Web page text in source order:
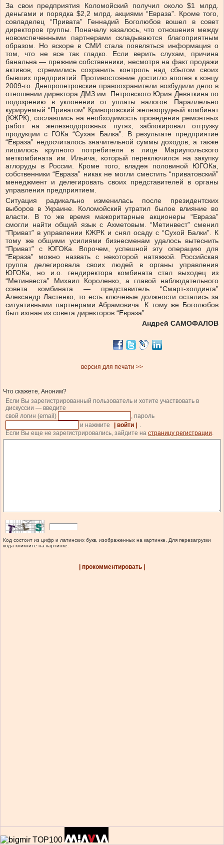
За свои предприятия Коломойский получил около $1 млрд.
деньгами и порядка $2,2 млрд. акциями “Евраза”. Кроме того,
совладелец “Привата” Геннадий Боголюбов вошел в совет
директоров группы. Поначалу казалось, что отношения между
новоиспеченными партнерами складываются благоприятным
образом. Но вскоре в СМИ стала появляться информация о
том, что не все так гладко. Если верить слухам, причина
банальна — прежние собственники, несмотря на факт продажи
активов, стремились сохранить контроль над сбытом своих
бывших предприятий. Противостояние достигло апогея к концу
2009-го. Днепропетровские правоохранители возбудили дело в
отношении директора ДМЗ им. Петровского Юрия Девяткина по
подозрению в уклонении от уплаты налогов. Параллельно
курируемый “Приватом” Криворожский железорудный комбинат
(КЖРК), сославшись на необходимость проведения ремонтных
работ на железнодорожных путях, заблокировал отгрузку
продукции с ГОКа “Сухая Балка”. В результате предприятие
“Евраза” недосчиталось значительной суммы доходов, а также
лишилось крупного потребителя в лице Мариупольского
меткомбината им. Ильича, который переключился на закупку
аглоруды в России. Кроме того, владея половиной ЮГОКа,
собственники “Евраза” никак не могли сместить “приватовский”
менеджмент и делегировать своих представителей в органы
управления предприятием.
Ситуация радикально изменилась после президентских
выборов в Украине. Коломойский утратил былое влияние во
власти. В то же время мажоритарные акционеры “Евраза”
смогли найти общий язык с Ахметовым. “Метинвест” сменил
“Приват” в управлении КЖРК и снял осаду с “Сухой Балки”. К
тому же общими усилиями бизнесменам удалось вытеснить
“Приват” с ЮГОКа. Впрочем, успешной эту операцию для
“Евраза” можно назвать с некоторой натяжкой. Российская
группа делегировала своих людей в органы управления
ЮГОКа, но и.о. гендиректора комбината стал выходец из
“Метинвеста” Михаил Короленко, а главой наблюдательного
совета комбината — представитель “Смарт-холдинга”
Александр Ластенко, то есть ключевые должности остались за
ситуативными партнерами Абрамовича. К тому же Боголюбов
был изгнан из совета директоров “Евраза”.
Андрей САМОФАЛОВ
версия для печати >>
Что скажете, Аноним?
Если Вы зарегистрированный пользователь и хотите участвовать в
дискуссии — введите
свой логин (email)
, пароль
и нажмите
| войти |
.
Если Вы еще не зарегистрировались, зайдите на страницу регистрации.
Код состоит из цифр и латинских букв, изображенных на картинке. Для перезагрузки
кода кликните на картинке.
| прокомментировать |